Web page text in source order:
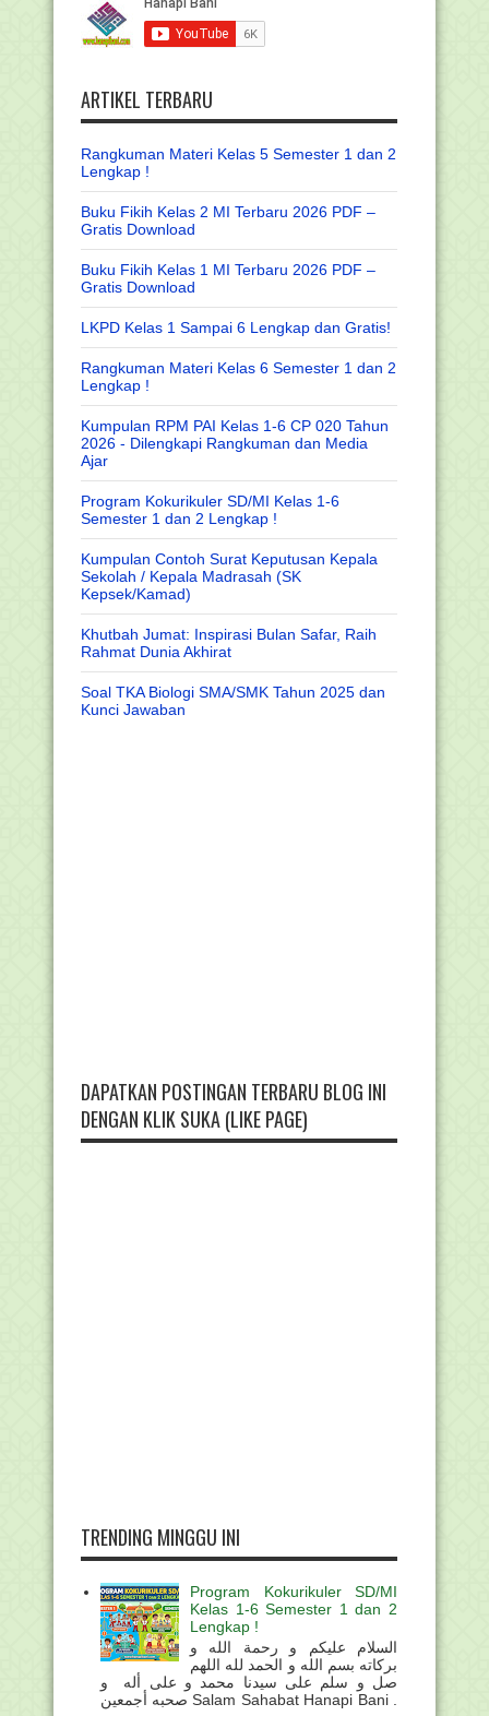
ARTIKEL TERBARU
Rangkuman Materi Kelas 5 Semester 1 dan 2
Lengkap !
Buku Fikih Kelas 2 MI Terbaru 2026 PDF –
Gratis Download
Buku Fikih Kelas 1 MI Terbaru 2026 PDF –
Gratis Download
LKPD Kelas 1 Sampai 6 Lengkap dan Gratis!
Rangkuman Materi Kelas 6 Semester 1 dan 2
Lengkap !
Kumpulan RPM PAI Kelas 1-6 CP 020 Tahun
2026 - Dilengkapi Rangkuman dan Media
Ajar
Program Kokurikuler SD/MI Kelas 1-6
Semester 1 dan 2 Lengkap !
Kumpulan Contoh Surat Keputusan Kepala
Sekolah / Kepala Madrasah (SK
Kepsek/Kamad)
Khutbah Jumat: Inspirasi Bulan Safar, Raih
Rahmat Dunia Akhirat
Soal TKA Biologi SMA/SMK Tahun 2025 dan
Kunci Jawaban
DAPATKAN POSTINGAN TERBARU BLOG INI
DENGAN KLIK SUKA (LIKE PAGE)
TRENDING MINGGU INI
Program Kokurikuler SD/MI
Kelas 1-6 Semester 1 dan 2
Lengkap !
السلام عليكم و رحمة الله و
بركاته بسم الله و الحمد لله اللهم
صل و سلم على سيدنا محمد و على أله و
صحبه أجمعين Salam Sahabat Hanapi Bani .